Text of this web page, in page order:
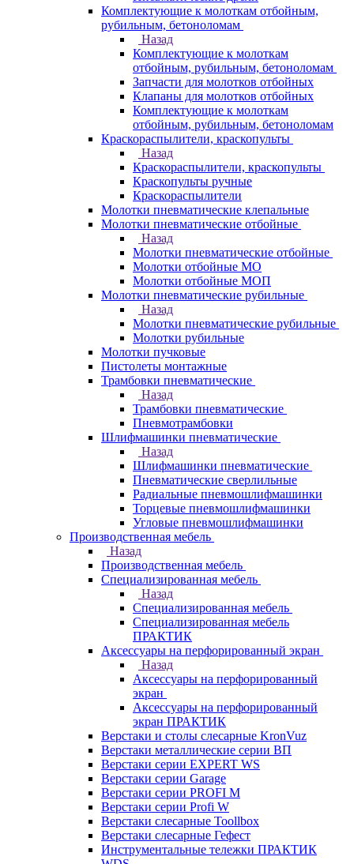
Комплектующие к молоткам отбойным,
рубильным, бетоноломам
Назад
Комплектующие к молоткам
отбойным, рубильным, бетоноломам
Запчасти для молотков отбойных
Клапаны для молотков отбойных
Комплектующие к молоткам
отбойным, рубильным, бетоноломам
Краскораспылители, краскопульты
Назад
Краскораспылители, краскопульты
Краскопульты ручные
Краскораспылители
Молотки пневматические клепальные
Молотки пневматические отбойные
Назад
Молотки пневматические отбойные
Молотки отбойные МО
Молотки отбойные МОП
Молотки пневматические рубильные
Назад
Молотки пневматические рубильные
Молотки рубильные
Молотки пучковые
Пистолеты монтажные
Трамбовки пневматические
Назад
Трамбовки пневматические
Пневмотрамбовки
Шлифмашинки пневматические
Назад
Шлифмашинки пневматические
Пневматические сверлильные
Радиальные пневмошлифмашинки
Торцевые пневмошлифмашинки
Угловые пневмошлифмашинки
Производственная мебель
Назад
Производственная мебель
Cпециализированная мебель
Назад
Cпециализированная мебель
Специализированная мебель
ПРАКТИК
Аксессуары на перфорированный экран
Назад
Аксессуары на перфорированный
экран
Аксессуары на перфорированный
экран ПРАКТИК
Верстаки и столы слесарные KronVuz
Верстаки металлические серии ВП
Верстаки серии EXPERT WS
Верстаки серии Garage
Верстаки серии PROFI M
Верстаки серии Profi W
Верстаки слесарные Toollbox
Верстаки слесарные Гефест
Инструментальные тележки ПРАКТИК